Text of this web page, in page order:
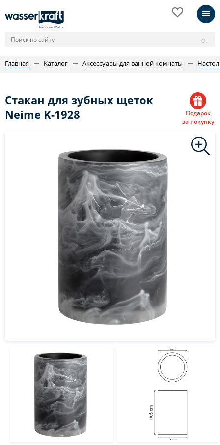
Главная Каталог Аксессуары для ванной комнаты
Стакан для зубных щеток
Neime K-1928
Подарок
за покупку